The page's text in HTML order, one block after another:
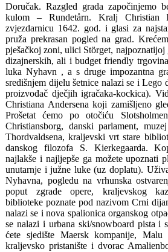
Doručak. Razgled grada započinjemo
kulom – Rundetårn. Kralj
zvjezdarnicu 1642. god. i glasi za
pruža prekrasan pogled na grad.
pješačkoj zoni, ulici Störget, najpoznatijoj
dizajnerskih, ali i budget friendly
luka Nyhavn , a s druge impozantna
središnjem dijelu šetnice nalazi se i Lego
proizvođač dječjih igračaka-kockica).
Christiana Andersena koji zamišljeno
Prošetat ćemo po otočiću
Christiansborg, danski parlament,
Thordvaldsena, kraljevski vrt stare
danskog filozofa S. Kierkegaarda.
najlakše i najljepše ga možete upoznati
unutarnje i južne luke (uz doplatu).
Nyhavna, pogledu na vrhunska
poput zgrade opere, kraljevskog
biblioteke poznate pod nazivom Crni
nalazi se i nova spalionica organskog
se nalazi i urbana ski/snowboard pista i
ćete sjedište Maersk kompanije, Malu
kraljevsko pristanište i dvorac